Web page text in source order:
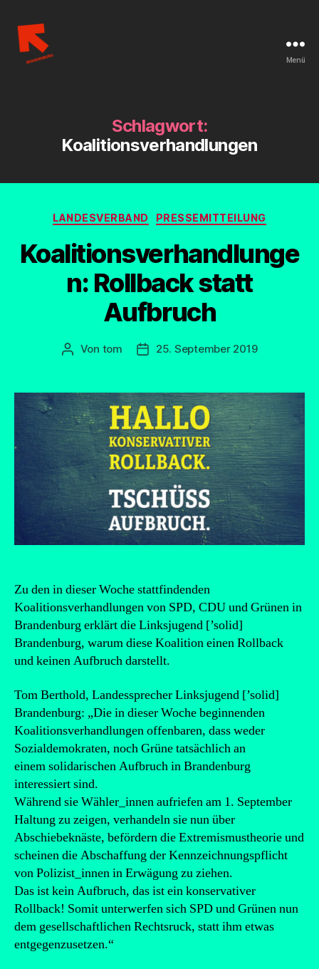
Menü
Schlagwort:
Koalitionsverhandlungen
Kategorien
LANDESVERBAND PRESSEMITTEILUNG
Koalitionsverhandlunge
n: Rollback statt
Aufbruch
Beitragsautor
Von tom Beitragsdatum
25. September 2019
Zu den in dieser Woche stattfindenden
Koalitionsverhandlungen von SPD, CDU und Grünen in
Brandenburg erklärt die Linksjugend [’solid]
Brandenburg, warum diese Koalition einen Rollback
und keinen Aufbruch darstellt.
Tom Berthold, Landessprecher Linksjugend [’solid]
Brandenburg: „Die in dieser Woche beginnenden
Koalitionsverhandlungen offenbaren, dass weder
Sozialdemokraten, noch Grüne tatsächlich an
einem solidarischen Aufbruch in Brandenburg
interessiert sind.
Während sie Wähler_innen aufriefen am 1. September
Haltung zu zeigen, verhandeln sie nun über
Abschiebeknäste, befördern die Extremismustheorie und
scheinen die Abschaffung der Kennzeichnungspflicht
von Polizist_innen in Erwägung zu ziehen.
Das ist kein Aufbruch, das ist ein konservativer
Rollback! Somit unterwerfen sich SPD und Grünen nun
dem gesellschaftlichen Rechtsruck, statt ihm etwas
entgegenzusetzen.“